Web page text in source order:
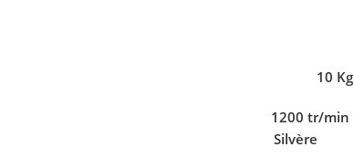
Chargement 10 Kg
1200 tr/min
Silvère